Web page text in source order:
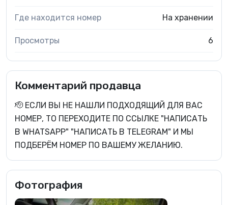
Где находится номер На хранении
Просмотры 6
Комментарий продавца
🫡 ЕСЛИ ВЫ НЕ НАШЛИ ПОДХОДЯЩИЙ ДЛЯ ВАС
НОМЕР, ТО ПЕРЕХОДИТЕ ПО ССЫЛКЕ "НАПИСАТЬ
В WHATSAPP" "НАПИСАТЬ В TELEGRAM" И МЫ
ПОДБЕРЁМ НОМЕР ПО ВАШЕМУ ЖЕЛАНИЮ.
Фотография